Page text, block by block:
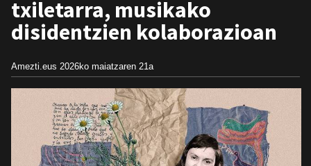
txiletarra, musikako
disidentzien kolaborazioan
Amezti.eus 2026ko maiatzaren 21a